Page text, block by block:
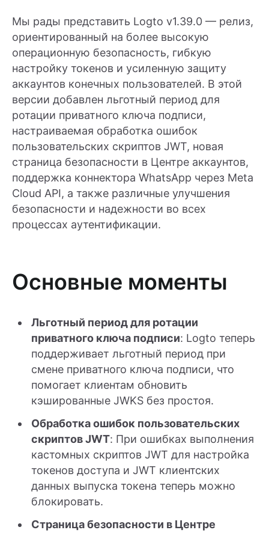
Мы рады представить Logto v1.39.0 — релиз,
ориентированный на более высокую
операционную безопасность, гибкую
настройку токенов и усиленную защиту
аккаунтов конечных пользователей. В этой
версии добавлен льготный период для
ротации приватного ключа подписи,
настраиваемая обработка ошибок
пользовательских скриптов JWT, новая
страница безопасности в Центре аккаунтов,
поддержка коннектора WhatsApp через Meta
Cloud API, а также различные улучшения
безопасности и надежности во всех
процессах аутентификации.
Основные моменты
Льготный период для ротации
приватного ключа подписи: Logto теперь
поддерживает льготный период при
смене приватного ключа подписи, что
помогает клиентам обновить
кэшированные JWKS без простоя.
Обработка ошибок пользовательских
скриптов JWT: При ошибках выполнения
кастомных скриптов JWT для настройка
токенов доступа и JWT клиентских
данных выпуска токена теперь можно
блокировать.
Страница безопасности в Центре